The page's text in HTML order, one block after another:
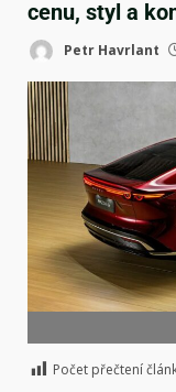
cenu, styl a
Petr Havrlant
Počet přečtení